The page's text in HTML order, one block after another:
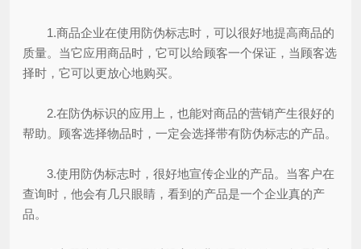
1.商品企业在使用防伪标志时，可以很好地提高商品的
质量。当它应用商品时，它可以给顾客一个保证，当顾客选
择时，它可以更放心地购买。
2.在防伪标识的应用上，也能对商品的营销产生很好的
帮助。顾客选择物品时，一定会选择带有防伪标志的产品。
3.使用防伪标志时，很好地宣传企业的产品。当客户在
查询时，他会有几只眼睛，看到的产品是一个企业真的产
品。